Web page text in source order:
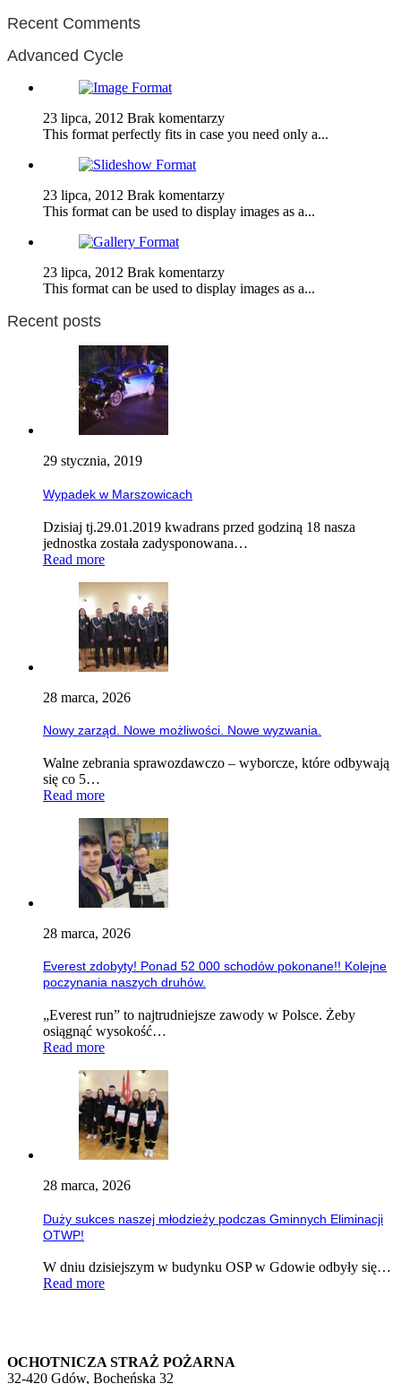
Recent Comments
Advanced Cycle
23 lipca, 2012 Brak komentarzy
This format perfectly fits in case you need only a...
23 lipca, 2012 Brak komentarzy
This format can be used to display images as a...
23 lipca, 2012 Brak komentarzy
This format can be used to display images as a...
Recent posts
29 stycznia, 2019
Wypadek w Marszowicach
Dzisiaj tj.29.01.2019 kwadrans przed godziną 18 nasza
jednostka została zadysponowana…
Read more
28 marca, 2026
Nowy zarząd. Nowe możliwości. Nowe wyzwania.
Walne zebrania sprawozdawczo – wyborcze, które odbywają
się co 5…
Read more
28 marca, 2026
Everest zdobyty! Ponad 52 000 schodów pokonane!! Kolejne
poczynania naszych druhów.
„Everest run” to najtrudniejsze zawody w Polsce. Żeby
osiągnąć wysokość…
Read more
28 marca, 2026
Duży sukces naszej młodzieży podczas Gminnych Eliminacji
OTWP!
W dniu dzisiejszym w budynku OSP w Gdowie odbyły się…
Read more
OCHOTNICZA STRAŻ POŻARNA
32-420 Gdów, Bocheńska 32